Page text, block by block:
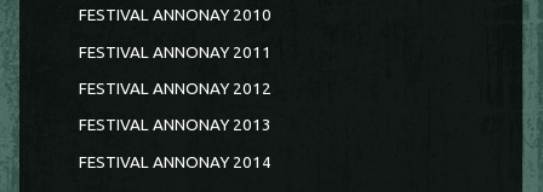
FESTIVAL ANNONAY 2010
FESTIVAL ANNONAY 2011
FESTIVAL ANNONAY 2012
FESTIVAL ANNONAY 2013
FESTIVAL ANNONAY 2014